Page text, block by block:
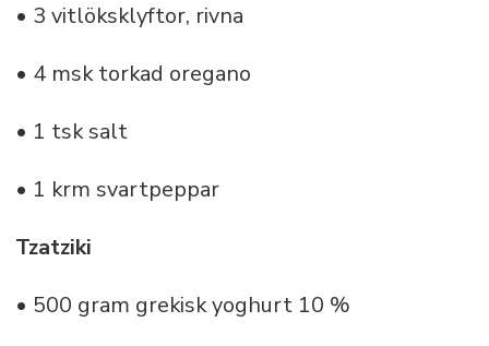
• 3 vitlöksklyftor, rivna
• 4 msk torkad oregano
• 1 tsk salt
• 1 krm svartpeppar
Tzatziki
• 500 gram grekisk yoghurt 10 %